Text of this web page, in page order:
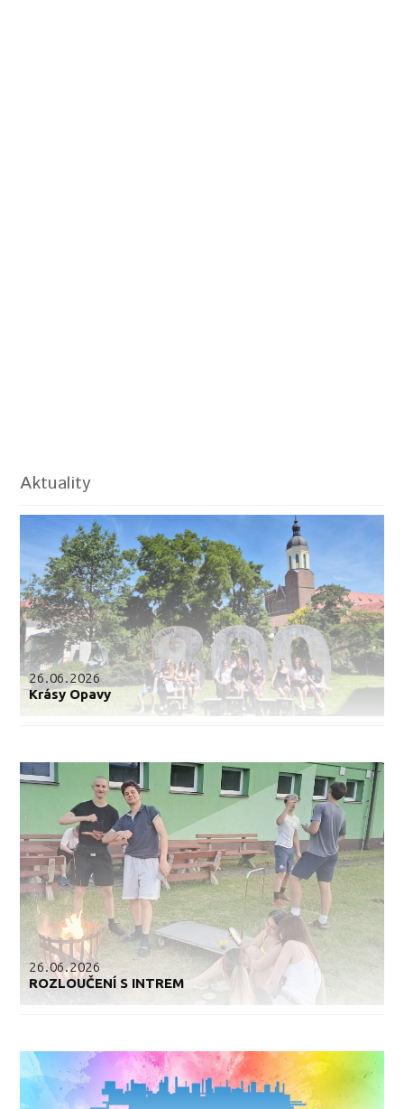
Aktuality
26.06.2026
Krásy Opavy
26.06.2026
ROZLOUČENÍ S INTREM